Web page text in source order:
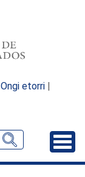
Ongi etorri |